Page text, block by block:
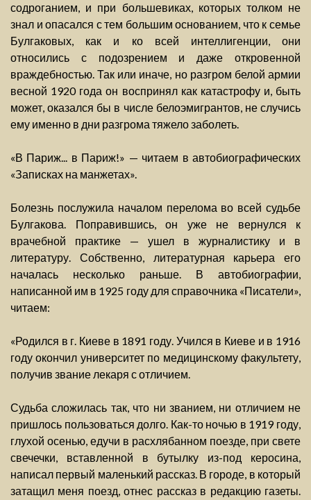
содроганием, и при большевиках, которых толком не
знал и опасался с тем большим основанием, что к семье
Булгаковых, как и ко всей интеллигенции, они
относились с подозрением и даже откровенной
враждебностью. Так или иначе, но разгром белой армии
весной 1920 года он воспринял как катастрофу и, быть
может, оказался бы в числе белоэмигрантов, не случись
ему именно в дни разгрома тяжело заболеть.
«В Париж... в Париж!» — читаем в автобиографических
«Записках на манжетах».
Болезнь послужила началом перелома во всей судьбе
Булгакова. Поправившись, он уже не вернулся к
врачебной практике — ушел в журналистику и в
литературу. Собственно, литературная карьера его
началась несколько раньше. В автобиографии,
написанной им в 1925 году для справочника «Писатели»,
читаем:
«Родился в г. Киеве в 1891 году. Учился в Киеве и в 1916
году окончил университет по медицинскому факультету,
получив звание лекаря с отличием.
Судьба сложилась так, что ни званием, ни отличием не
пришлось пользоваться долго. Как-то ночью в 1919 году,
глухой осенью, едучи в расхлябанном поезде, при свете
свечечки, вставленной в бутылку из-под керосина,
написал первый маленький рассказ. В городе, в который
затащил меня поезд, отнес рассказ в редакцию газеты.